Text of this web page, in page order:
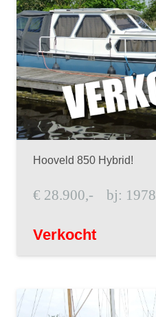
Hooveld 850 Hybrid!
€ 28.900,- bj: 1978
Verkocht